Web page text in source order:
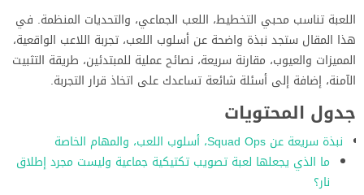
اللعبة تناسب محبي التخطيط، اللعب الجماعي، والتحديات المنظمة. في
هذا المقال ستجد نبذة واضحة عن أسلوب اللعب، تجربة اللاعب الواقعية،
المميزات والعيوب، مقارنة سريعة، نصائح عملية للمبتدئين، طريقة التثبيت
الآمنة، إضافة إلى أسئلة شائعة تساعدك على اتخاذ قرار التجربة.
جدول المحتويات
نبذة سريعة عن Squad Ops، أسلوب اللعب، والمهام الخاصة
ما الذي يجعلها لعبة تصويب تكتيكية جماعية وليست مجرد إطلاق
نار؟